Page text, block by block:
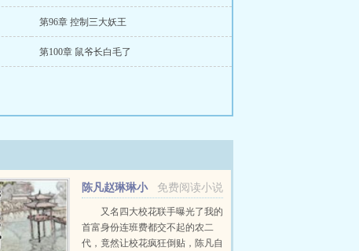
第96章 控制三大妖王
第100章 鼠爷长白毛了
免费阅读小说
陈凡赵琳琳小
又名四大校花联手曝光了我的
首富身份连班费都交不起的农二
代，竟然让校花疯狂倒贴，陈凡自